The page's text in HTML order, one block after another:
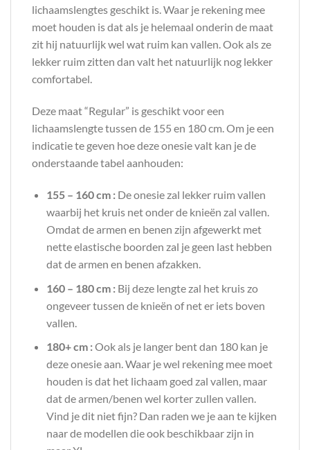
lichaamslengtes geschikt is. Waar je rekening mee
moet houden is dat als je helemaal onderin de maat
zit hij natuurlijk wel wat ruim kan vallen. Ook als ze
lekker ruim zitten dan valt het natuurlijk nog lekker
comfortabel.
Deze maat “Regular” is geschikt voor een
lichaamslengte tussen de 155 en 180 cm. Om je een
indicatie te geven hoe deze onesie valt kan je de
onderstaande tabel aanhouden:
155 – 160 cm :De onesie zal lekker ruim vallen
waarbij het kruis net onder de knieën zal vallen.
Omdat de armen en benen zijn afgewerkt met
nette elastische boorden zal je geen last hebben
dat de armen en benen afzakken.
160 – 180 cm :Bij deze lengte zal het kruis zo
ongeveer tussen de knieën of net er iets boven
vallen.
180+ cm :Ook als je langer bent dan 180 kan je
deze onesie aan. Waar je wel rekening mee moet
houden is dat het lichaam goed zal vallen, maar
dat de armen/benen wel korter zullen vallen.
Vind je dit niet fijn? Dan raden we je aan te kijken
naar de modellen die ook beschikbaar zijn in